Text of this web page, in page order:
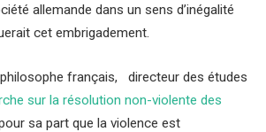
allemande dans un sens d’inégalité
cet embrigadement.
français, directeur des études
sur la résolution non-violente des
sa part que la violence est